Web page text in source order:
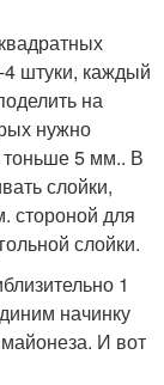
4 штуки, каждый
на
нужно
тоньше 5 мм.. В
слойки,
стороной для
слойки.
1
начинку
И вот